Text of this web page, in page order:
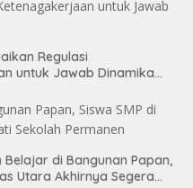
Regulasi
untuk Jawab Dinamika
di Bangunan Papan,
Utara Akhirnya Segera